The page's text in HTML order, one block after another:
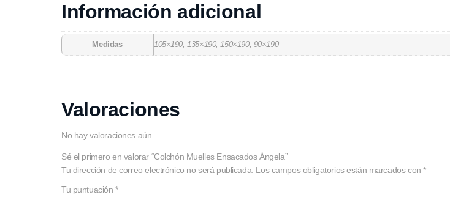
Información adicional
Medidas 105×190, 135×190, 150×190, 90×190
Valoraciones
No hay valoraciones aún.
Sé el primero en valorar “Colchón Muelles Ensacados Ángela”
Tu dirección de correo electrónico no será publicada. Los campos obligatorios están marcados con*
Tu puntuación*